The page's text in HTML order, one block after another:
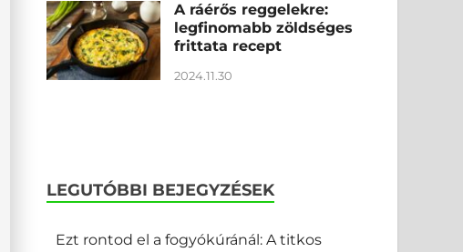
A ráérős reggelekre:
legfinomabb zöldséges
frittata recept
2024.11.30
LEGUTÓBBI BEJEGYZÉSEK
Ezt rontod el a fogyókúránál: A titkos